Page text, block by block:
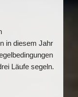
in diesem Jahr
Läufe segeln.